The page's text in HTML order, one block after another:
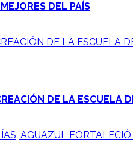
DEL PAÍS
DE LA ESCUELA
DE LA ESCUELA
AGUAZUL